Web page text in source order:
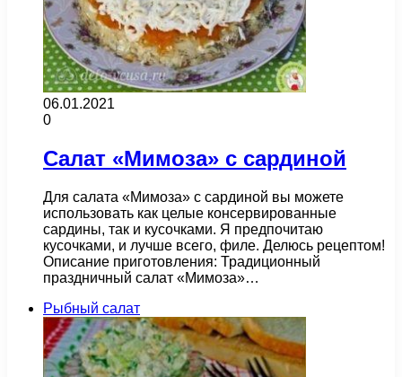
06.01.2021
0
Салат «Мимоза» с сардиной
Для салата «Мимоза» с сардиной вы можете
использовать как целые консервированные
сардины, так и кусочками. Я предпочитаю
кусочками, и лучше всего, филе. Делюсь рецептом!
Описание приготовления: Традиционный
праздничный салат «Мимоза»…
Рыбный салат